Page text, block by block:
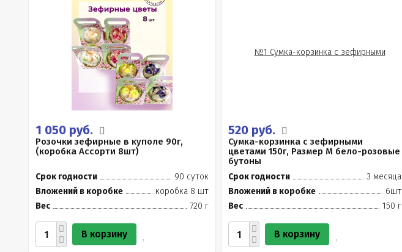
1 050 руб.
Розочки зефирные в куполе 90г,
(коробка Ассорти 8шт)
Срок годности
90 суток
Вложений в коробке
коробка 8 шт
Вес
720 г
В корзину
520 руб.
Сумка-корзинка с зефирными
цветами 150г, Размер М бело-розовые
бутоны
Срок годности
3 месяца
Вложений в коробке
6шт
Вес
150 г
В корзину